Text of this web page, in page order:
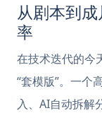
从剧本到
率
在技术迭代的今
“套模版”。一个
入、AI自动拆解